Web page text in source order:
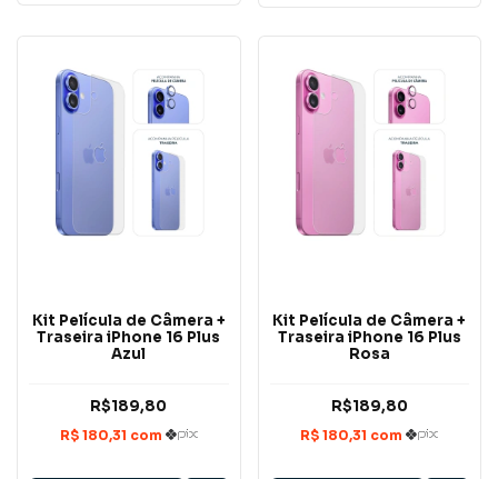
Kit Película de Câmera +
Traseira iPhone 16 Plus
Azul
R$189,80
Kit Película de Câmera +
Traseira iPhone 16 Plus
Rosa
R$189,80